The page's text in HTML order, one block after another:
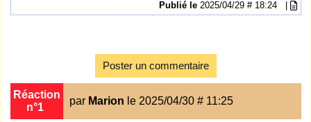
Publié le 2025/04/29 # 18:24 |
Poster un commentaire
Réaction
n°1
par Marion le 2025/04/30 # 11:25